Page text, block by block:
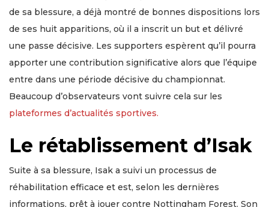
de sa blessure, a déjà montré de bonnes dispositions lors
de ses huit apparitions, où il a inscrit un but et délivré
une passe décisive. Les supporters espèrent qu’il pourra
apporter une contribution significative alors que l’équipe
entre dans une période décisive du championnat.
Beaucoup d’observateurs vont suivre cela sur les
plateformes d’actualités sportives.
Le rétablissement d’Isak
Suite à sa blessure, Isak a suivi un processus de
réhabilitation efficace et est, selon les dernières
informations, prêt à jouer contre Nottingham Forest. Son